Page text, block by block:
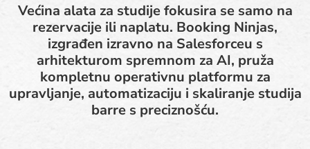
Većina alata za studije fokusira se samo na
rezervacije ili naplatu. Booking Ninjas,
izgrađen izravno na Salesforceu s
arhitekturom spremnom za AI, pruža
kompletnu operativnu platformu za
upravljanje, automatizaciju i skaliranje studija
barre s preciznošću.